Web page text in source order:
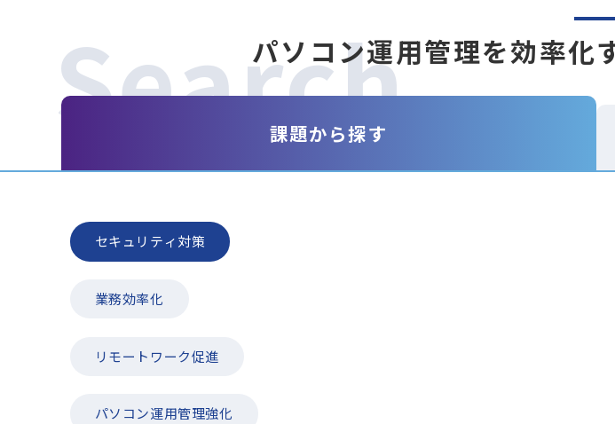
Searchパソコン運用管理を効率化
課題から探す
セキュリティ対策
業務効率化
リモートワーク促進
パソコン運用管理強化